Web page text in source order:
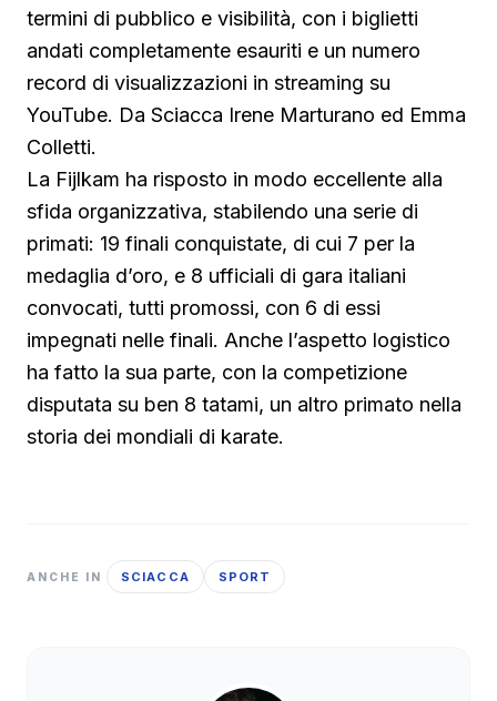
termini di pubblico e visibilità, con i biglietti
andati completamente esauriti e un numero
record di visualizzazioni in streaming su
YouTube. Da Sciacca Irene Marturano ed Emma
Colletti.
La Fijlkam ha risposto in modo eccellente alla
sfida organizzativa, stabilendo una serie di
primati: 19 finali conquistate, di cui 7 per la
medaglia d’oro, e 8 ufficiali di gara italiani
convocati, tutti promossi, con 6 di essi
impegnati nelle finali. Anche l’aspetto logistico
ha fatto la sua parte, con la competizione
disputata su ben 8 tatami, un altro primato nella
storia dei mondiali di karate.
ANCHE IN SCIACCA SPORT